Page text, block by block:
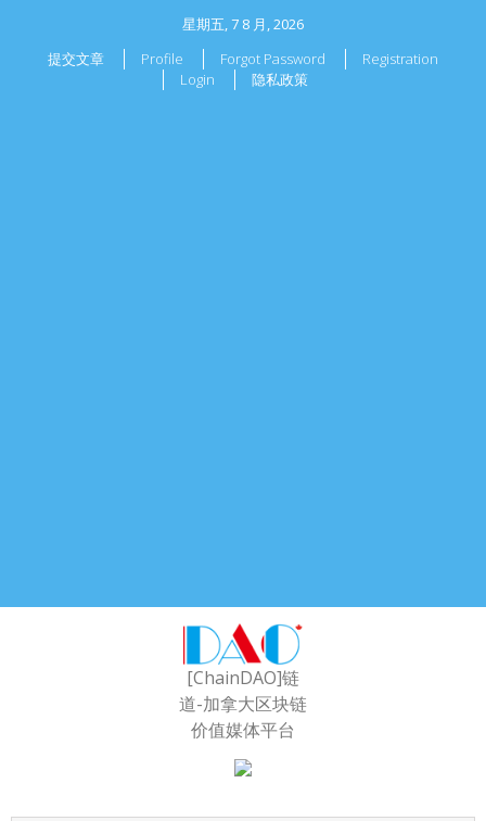
星期五, 7 8 月, 2026
提交文章
Profile Forgot Password
Registration
Login
隐私政策
[ChainDAO]链
道-加拿大区块链
价值媒体平台